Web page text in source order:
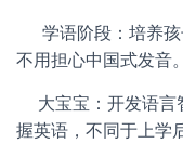
学语阶段：培养孩
不用担心中国式发音。
大宝宝：开发语言
握英语，不同于上学